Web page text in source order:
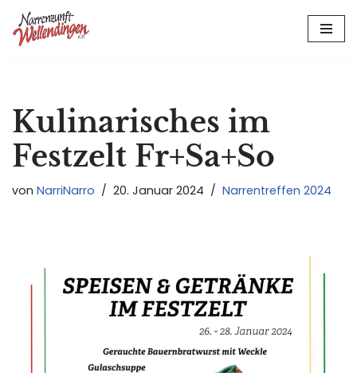
Zum
Kulinarisches im
Festzelt Fr+Sa+So
von NarriNarro 20. Januar 2024 Narrentreffen 2024